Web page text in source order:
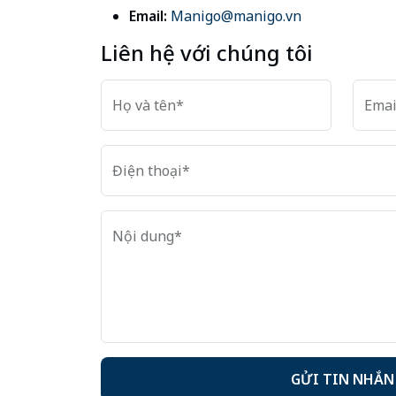
Email: Manigo@manigo.vn
Liên hệ với chúng tôi
Họ và tên*
Điện thoại*
Nội dung*
GỬI TIN NHẮN